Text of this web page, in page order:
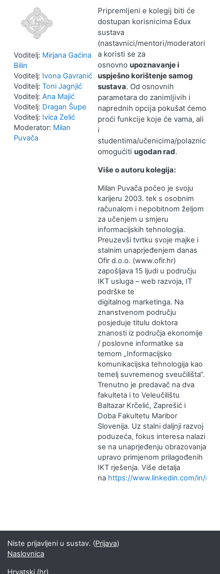
Pripremljeni e kolegij biti će
dostupan korisnicima Edux
sustava
(nastavnici/mentori/moderatori),
a koristi se za
osnovno upoznavanje i
uspješno korištenje samog
sustava. Od osnovnih
parametara do zanimljivih i
naprednih opcija pokušat ćemo
proći funkcije koje će vama, ali
i
studentima/učenicima/polaznicima
omogućiti ugodan rad.
Više o autoru kolegija:
Milan Puvača počeo je svoju
karijeru 2003. tek s osobnim
računalom i nepobitnom željom
za učenjem u smjeru
informacijskih tehnologija.
Preuzevši tvrtku svoje majke i
stalnim unaprjeđenjem danas
Ofir d.o.o. (www.ofir.hr)
zapošljava 15 ljudi u području
IKT usluga – web razvoja, IT
podrške te
digitalnog marketinga. Na
znanstvenom području
posjeduje titulu doktora
znanosti iz područja ekonomije
/ poslovne informatike sa
temom „Informacijsko
komunikacijska tehnologija kao
temelj suvremenog sveučilišta“.
Trenutno je predavač na dva
fakulteta i to Veleučilištu
Baltazar Krčelić, Zaprešić i
Doba Fakultetu Maribor
Slovenija. Uz stalni daljnji razvoj
poduzeća, fokus interesa nalazi
se na unaprjeđenju obrazovanja
upravo primjenom prilagođenih
IKT rješenja. Više detalja
na https://www.linkedin.com/in/
Voditelj: Mirjana Gaćina
Bilin
Voditelj: Ivona Gavranić
Voditelj: Toni Jagnjić
Voditelj: Ana Majić
Voditelj: Dragan Šupe
Voditelj: Ivica Zelić
Moderator: Milan
Puvača
Niste prijavljeni u sustav. (Prijava)
Naslovnica